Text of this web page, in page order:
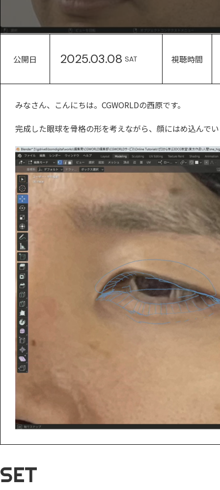
公開日 2025.03.08 SAT 視聴時間
みなさん、こんにちは。CGWORLDの西原です。
完成した眼球を骨格の形を考えながら、顔にはめ込んで
SET